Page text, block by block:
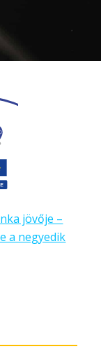
jövője –
a negyedik